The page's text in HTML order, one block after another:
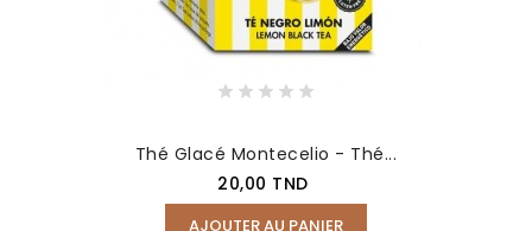
Thé Glacé Montecelio - Thé...
Prix
20,00 TND
AJOUTER AU PANIER